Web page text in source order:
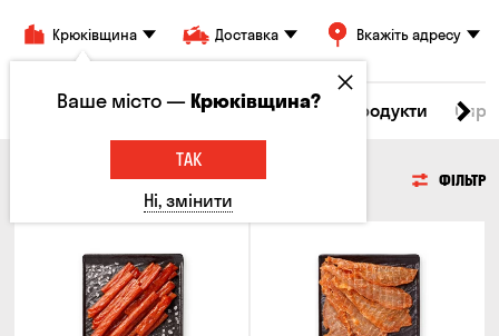
Крюківщина Доставка Вкажіть адресу
Всі товари М'ясо Риба Морепродукти
ФІЛЬТР
Ваше місто —Крюківщина?
ТАК
Ні, змінити